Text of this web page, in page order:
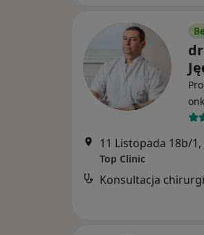
11 Listopada 18b/1,
Top Clinic
Konsultacja